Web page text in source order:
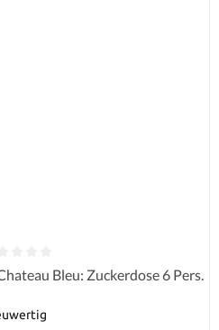
von 0 von 5 Sternen
Bleu: Zuckerdose 6 Pers.